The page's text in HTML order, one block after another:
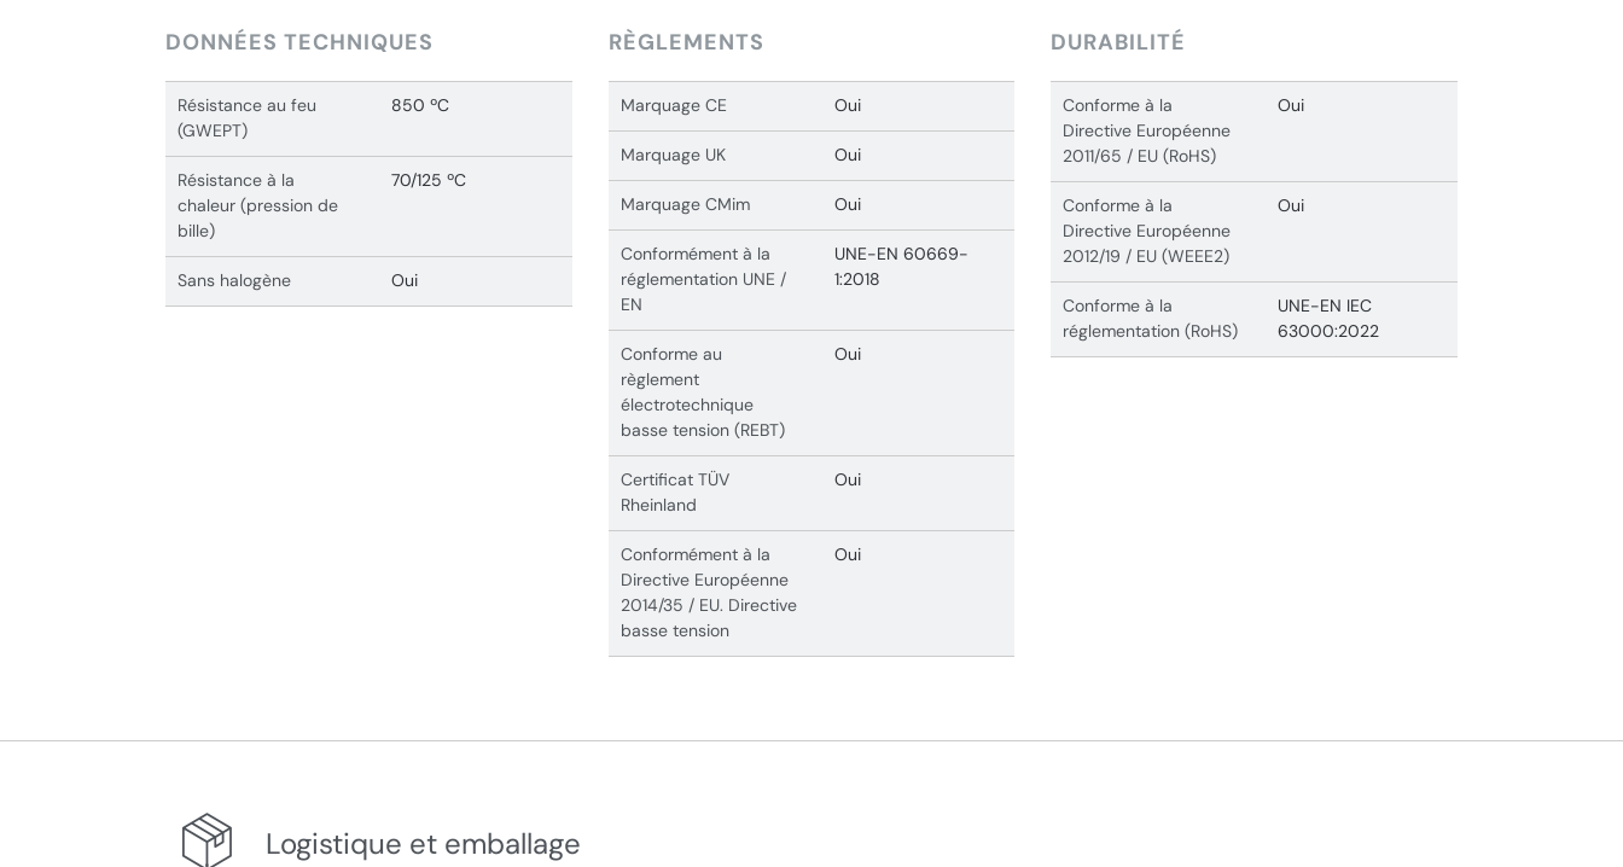
DONNÉES TECHNIQUES
Résistance au feu
(GWEPT)
850 ºC
Résistance à la
chaleur (pression de
bille)
70/125 ºC
Sans halogène Oui
RÈGLEMENTS
Marquage CE Oui
Marquage UK Oui
Marquage CMim Oui
Conformément à la
réglementation UNE /
EN
UNE-EN 60669-
1:2018
Conforme au
règlement
électrotechnique
basse tension (REBT)
Oui
Certificat TÜV
Rheinland
Oui
Conformément à la
Directive Européenne
2014/35 / EU. Directive
basse tension
Oui
DURABILITÉ
Conforme à la
Directive Européenne
2011/65 / EU (RoHS)
Oui
Conforme à la
Directive Européenne
2012/19 / EU (WEEE2)
Oui
Conforme à la
réglementation (RoHS)
UNE-EN IEC
63000:2022
Logistique et emballage